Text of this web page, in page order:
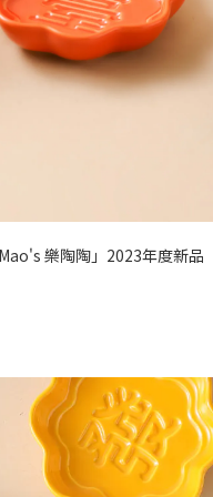
樂陶陶」2023年度新品